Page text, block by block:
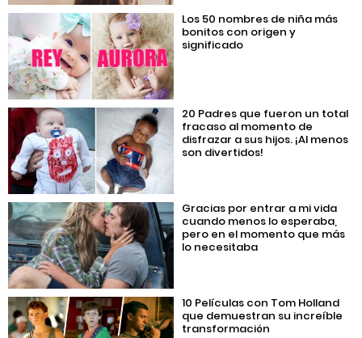
Los 50 nombres de niña más
bonitos con origen y
significado
20 Padres que fueron un total
fracaso al momento de
disfrazar a sus hijos. ¡Al menos
son divertidos!
Gracias por entrar a mi vida
cuando menos lo esperaba,
pero en el momento que más
lo necesitaba
10 Películas con Tom Holland
que demuestran su increíble
transformación